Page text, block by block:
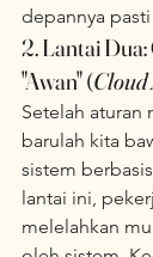
depannya
2. Lantai
"Awan" (
Setelah aturan
barulah kita
sistem berbasis
lantai ini,
melelahkan